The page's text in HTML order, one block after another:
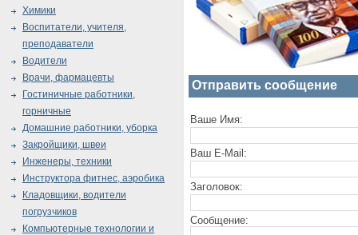
Отправить сообщение
Ваше Имя:
Ваш E-Mail:
Заголовок:
Сообщение:
Химики
Воспитатели, учителя,
преподаватели
Водители
Врачи, фармацевты
Гостиничные работники,
горничные
Домашние работники, уборка
Закройщики, швеи
Инженеры, техники
Инструктора фитнес, аэробика
Кладовщики, водители
погрузчиков
Компьютерные технологии и